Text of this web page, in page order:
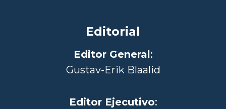
Editorial
Editor General:
Gustav-Erik Blaalid
Editor Ejecutivo: